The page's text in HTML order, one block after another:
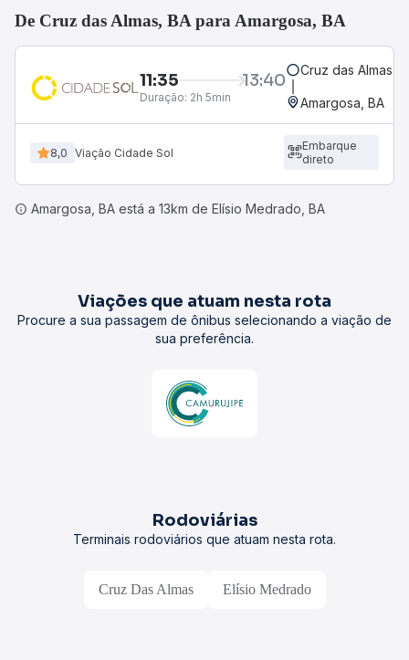
De Cruz das Almas, BA para Amargosa, BA
11:35 13:40
Duração: 2h 5min
Cruz das Almas,
Amargosa, BA
8,0 Viação Cidade Sol
Embarque
direto
Amargosa, BA está a 13km de Elísio Medrado, BA
Viações que atuam nesta rota
Procure a sua passagem de ônibus selecionando a viação de
sua preferência.
Rodoviárias
Terminais rodoviários que atuam nesta rota.
Cruz Das Almas Elísio Medrado